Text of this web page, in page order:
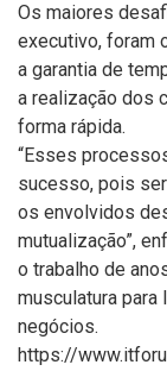
Os maiores
executivo, foram
a garantia de
a realização dos
forma rápida.
“Esses
sucesso, pois
os envolvidos
mutualização”,
o trabalho de
musculatura para
negócios.
https://